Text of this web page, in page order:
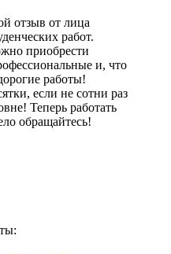
отзыв от лица
работ.
приобрести
и, что
работы!
если не сотни раз
Теперь работать
обращайтесь!